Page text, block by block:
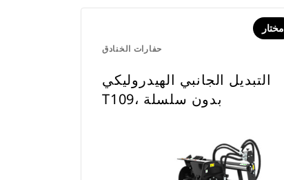
حفارات الخنادق
مختار
التبديل الجانبي الهيدروليكي
T109، بدون سلسلة